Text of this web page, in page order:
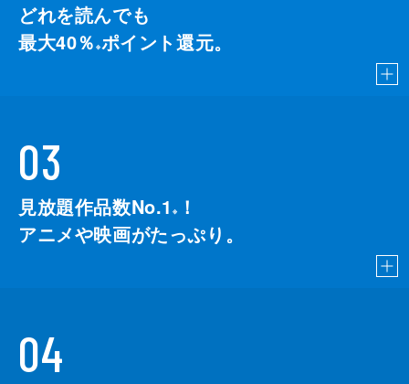
どれを読んでも
最大40％ ※ポイント還元。
03
見放題作品数No.1 ※
！
アニメや映画がたっぷり。
04